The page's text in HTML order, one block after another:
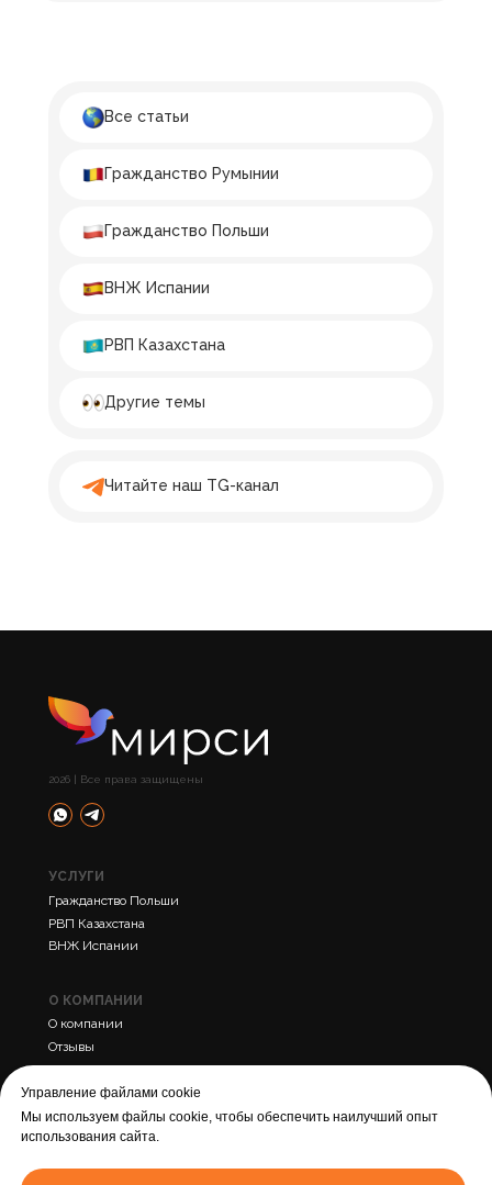
Все статьи
Гражданство Румынии
Гражданство Польши
ВНЖ Испании
РВП Казахстана
Другие темы
Читайте наш TG-канал
2026 | Все права защищены
О КОМПАНИИ
О компании
Отзывы
Контакты
ПРОЧЕЕ
Cогласие на обработку персональных данных
УСЛУГИ
Гражданство Польши
РВП Казахстана
ВНЖ Испании
Управление файлами cookie
Мы используем файлы cookie, чтобы обеспечить наилучший опыт
использования сайта.